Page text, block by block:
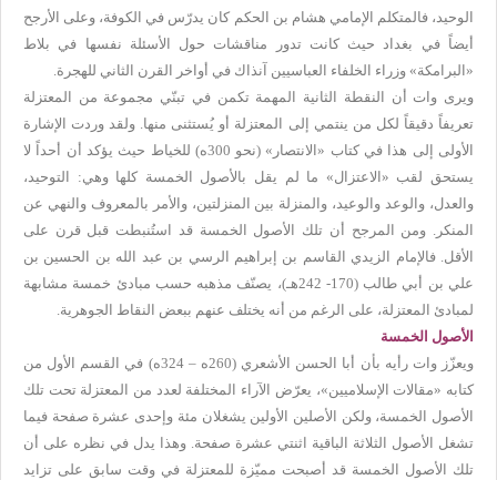
الوحيد، فالمتكلم الإمامي هشام بن الحكم كان يدرّس في الكوفة، وعلى الأرجح
أيضاً في بغداد حيث كانت تدور مناقشات حول الأسئلة نفسها في بلاط
«البرامكة» وزراء الخلفاء العباسيين آنذاك في أواخر القرن الثاني للهجرة.
ويرى وات أن النقطة الثانية المهمة تكمن في تبنّي مجموعة من المعتزلة
تعريفاً دقيقاً لكل من ينتمي إلى المعتزلة أو يُستثنى منها. ولقد وردت الإشارة
الأولى إلى هذا في كتاب «الانتصار» (نحو 300ه) للخياط حيث يؤكد أن أحداً لا
يستحق لقب «الاعتزال» ما لم يقل بالأصول الخمسة كلها وهي: التوحيد،
والعدل، والوعد والوعيد، والمنزلة بين المنزلتين، والأمر بالمعروف والنهي عن
المنكر. ومن المرجح أن تلك الأصول الخمسة قد استُنبطت قبل قرن على
الأقل. فالإمام الزيدي القاسم بن إبراهيم الرسي بن عبد الله بن الحسين بن
علي بن أبي طالب (170- 242هـ)، يصنّف مذهبه حسب مبادئ خمسة مشابهة
لمبادئ المعتزلة، على الرغم من أنه يختلف عنهم ببعض النقاط الجوهرية.
الأصول الخمسة
ويعزّز وات رأيه بأن أبا الحسن الأشعري (260ه – 324ه) في القسم الأول من
كتابه «مقالات الإسلاميين»، يعرّض الآراء المختلفة لعدد من المعتزلة تحت تلك
الأصول الخمسة، ولكن الأصلين الأولين يشغلان مئة وإحدى عشرة صفحة فيما
تشغل الأصول الثلاثة الباقية اثنتي عشرة صفحة. وهذا يدل في نظره على أن
تلك الأصول الخمسة قد أصبحت مميّزة للمعتزلة في وقت سابق على تزايد